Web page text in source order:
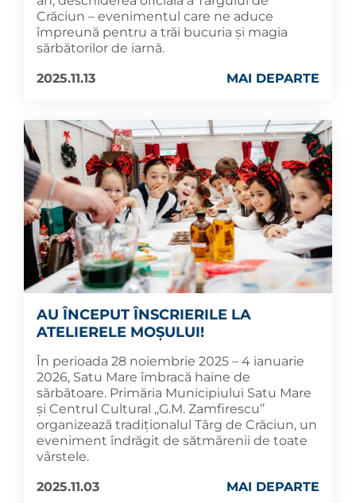
Crăciun – evenimentul care ne aduce
împreună pentru a trăi bucuria și magia
sărbătorilor de iarnă.
2025.11.13
MAI DEPARTE
AU ÎNCEPUT ÎNSCRIERILE LA
ATELIERELE MOȘULUI!
În perioada 28 noiembrie 2025 – 4 ianuarie
2026, Satu Mare îmbracă haine de
sărbătoare. Primăria Municipiului Satu Mare
și Centrul Cultural ,,G.M. Zamfirescu’’
organizează tradiționalul Târg de Crăciun, un
eveniment îndrăgit de sătmărenii de toate
vârstele.
2025.11.03
MAI DEPARTE